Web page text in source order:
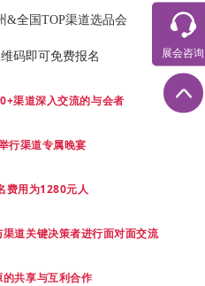
&全国TOP渠道选品会
码即可免费报名
渠道深入交流的与会者
行渠道专属晚宴
费用为1280元人
道关键决策者进行面对面交流
的共享与互利合作
展会咨询